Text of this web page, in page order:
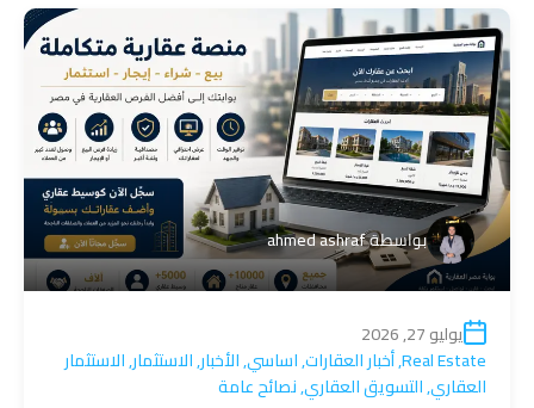
بواسطةahmed ashraf
يوليو 27, 2026
Real Estate
,أخبار العقارات,اساسي,الأخبار,الاستثمار,الاستثمار
العقاري,التسويق العقاري,نصائح عامة